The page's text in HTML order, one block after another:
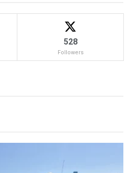
528
Followers